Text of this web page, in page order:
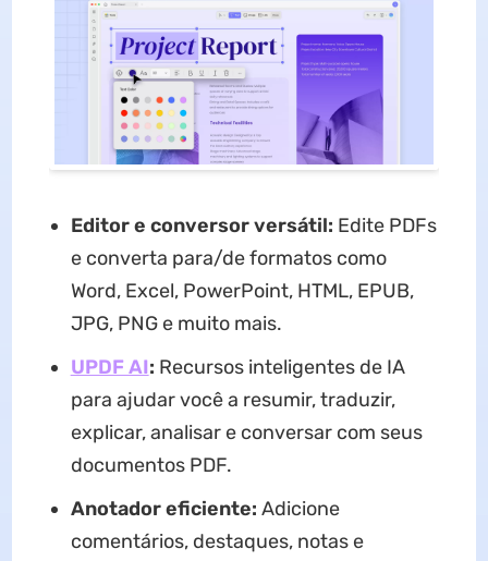
Editor e conversor versátil: Edite PDFs
e converta para/de formatos como
Word, Excel, PowerPoint, HTML, EPUB,
JPG, PNG e muito mais.
UPDF AI: Recursos inteligentes de IA
para ajudar você a resumir, traduzir,
explicar, analisar e conversar com seus
documentos PDF.
Anotador eficiente: Adicione
comentários, destaques, notas e